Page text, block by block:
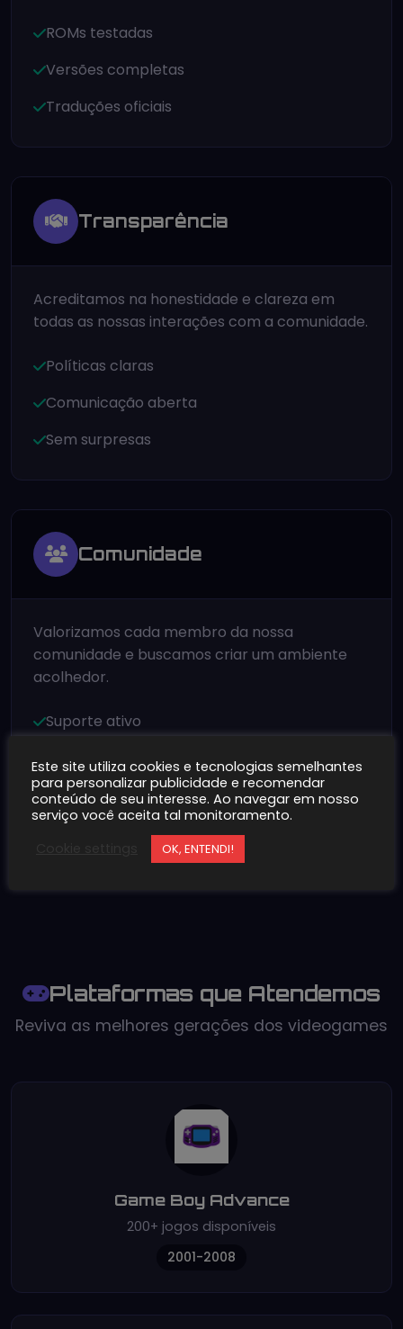
ROMs testadas
Versões completas
Traduções oficiais
Transparência
Acreditamos na honestidade e clareza em
todas as nossas interações com a comunidade.
Políticas claras
Comunicação aberta
Sem surpresas
Comunidade
Valorizamos cada membro da nossa
comunidade e buscamos criar um ambiente
acolhedor.
Suporte ativo
Feedback valorizado
Crescimento conjunto
Plataformas que Atendemos
Reviva as melhores gerações dos videogames
Game Boy Advance
200+ jogos disponíveis
2001-2008
Este site utiliza cookies e tecnologias semelhantes
para personalizar publicidade e recomendar
conteúdo de seu interesse. Ao navegar em nosso
serviço você aceita tal monitoramento.
OK, ENTENDI!